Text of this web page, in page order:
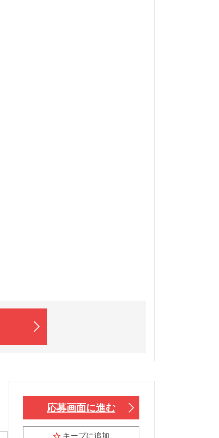
応募画面に進む
キープに追加